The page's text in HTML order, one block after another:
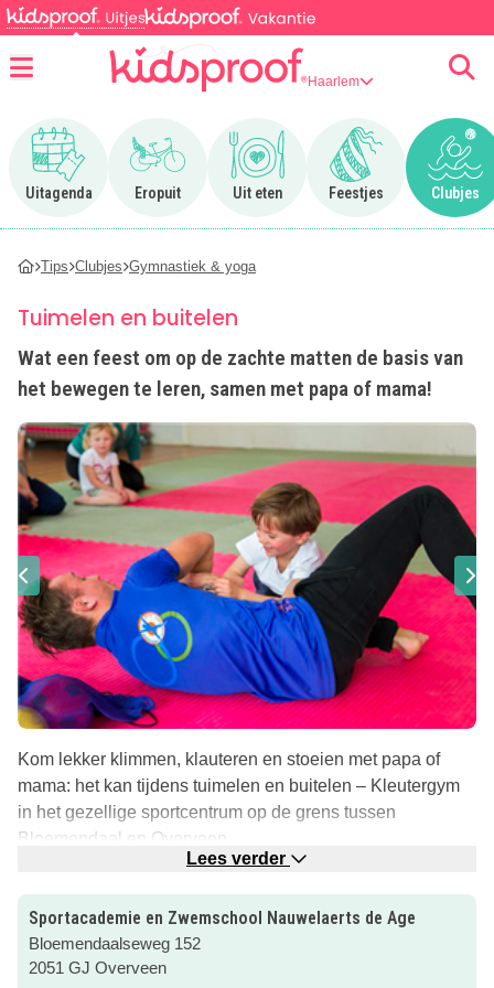
Haarlem
Uitagenda
Ga naar Uitagenda
Eropuit
Ga naar Eropuit
Uit eten
Ga naar Uit eten
Feestjes
Ga naar Feestjes
Clubjes
Ga
Tips Clubjes Gymnastiek & yoga
Tuimelen en buitelen
Wat een feest om op de zachte matten de basis van
het bewegen te leren, samen met papa of mama!
Kom lekker klimmen, klauteren en stoeien met papa of
mama: het kan tijdens tuimelen en buitelen – Kleutergym
in het gezellige sportcentrum op de grens tussen
Bloemendaal en Overveen.
Onder begeleiding van een enthousiaste en
gediplomeerde coach leren de kinderen (3- 4½ jaar)
spelenderwijs de basis van bewegen. De les vindt plaats
Lees verder
Sportacademie en Zwemschool Nauwelaerts de Age
Bloemendaalseweg 152
2051 GJ Overveen